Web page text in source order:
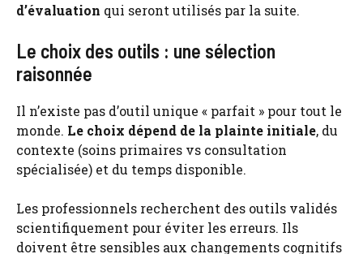
d’évaluation qui seront utilisés par la suite.
Le choix des outils : une sélection
raisonnée
Il n’existe pas d’outil unique « parfait » pour tout le
monde. Le choix dépend de la plainte initiale, du
contexte (soins primaires vs consultation
spécialisée) et du temps disponible.
Les professionnels recherchent des outils validés
scientifiquement pour éviter les erreurs. Ils
doivent être sensibles aux changements cognitifs